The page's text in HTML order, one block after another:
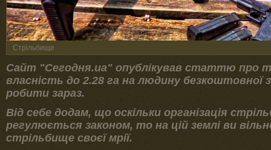
Стрільбище
Сайт "Сегодня.ua" опублікував статтю про
власність до 2.28 га на людину безкоштовної
робити зараз.
Від себе додам, що оскільки організація
регулюється законом, то на цій землі ви
стрільбище своєї мрії.